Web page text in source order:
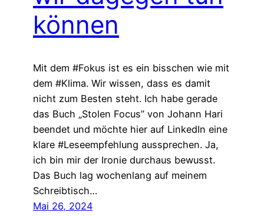
können
Mit dem #Fokus ist es ein bisschen wie mit
dem #Klima. Wir wissen, dass es damit
nicht zum Besten steht. Ich habe gerade
das Buch „Stolen Focus” von Johann Hari
beendet und möchte hier auf LinkedIn eine
klare #Leseempfehlung aussprechen. Ja,
ich bin mir der Ironie durchaus bewusst.
Das Buch lag wochenlang auf meinem
Schreibtisch…
Mai 26, 2024